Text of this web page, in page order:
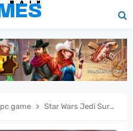
pc game Star Wars Jedi Survivor – Petualangan Cal Kestis yang Makin Gila!